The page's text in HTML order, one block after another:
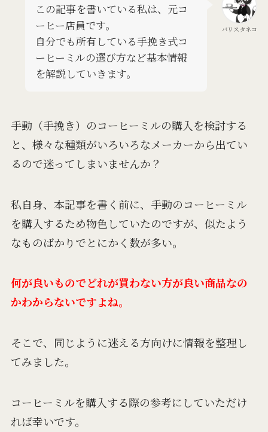
バリスタネコ
この記事を書いている私は、元コ
ーヒー店員です。
自分でも所有している手挽き式コ
ーヒーミルの選び方など基本情報
を解説していきます。
手動（手挽き）のコーヒーミルの購入を検討する
と、 様々な種類がいろいろなメーカーから出てい
るので迷ってしまいませんか？
私自身、本記事を書く前に、手動のコーヒーミル
を購入するため物色していたのですが、 似たよう
なものばかりでとにかく数が多い。
何が良いものでどれが買わない方が良い商品なの
かわからないですよね。
そこで、 同じように迷える方向けに情報を整理し
てみました。
コーヒーミルを購入する際の参考にしていただけ
れば幸いです。